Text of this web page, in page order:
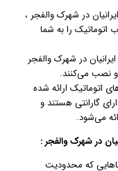
در شهرک والفجر ،
اتوماتیک را به شما
در شهرک والفجر
و نصب می‌کنند.
اتوماتیک ارائه شده
گارانتی هستند و
می‌شود.
در شهرک والفجر :
که محدودیت